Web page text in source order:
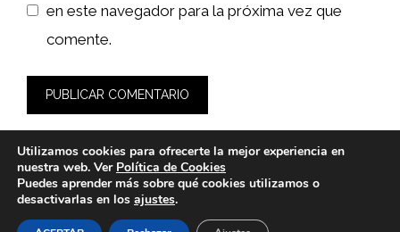
en este navegador para la próxima vez que
comente.
© 2026 fashionlawinstitute.es -
Utilizamos cookies para ofrecerte la mejor experiencia en
nuestra web. Ver Política de Cookies
Puedes aprender más sobre qué cookies utilizamos o
desactivarlas en los ajustes.